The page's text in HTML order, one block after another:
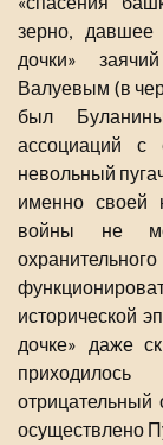
зерно, давшее
дочки»
Валуевым (в
был
ассоциаций
невольный
именно своей
войны не
исторической
дочке» даже
отрицательный
осуществлено